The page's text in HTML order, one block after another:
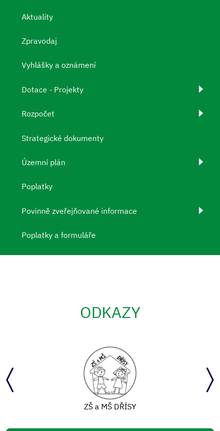
Aktuality
Zpravodaj
Vyhlášky a oznámení
Dotace - Projekty
Rozpočet
Strategické dokumenty
Územní plán
Poplatky
Povinně zveřejňované informace
Poplatky a formuláře
ODKAZY
ZŠ a MŠ DŘÍSY